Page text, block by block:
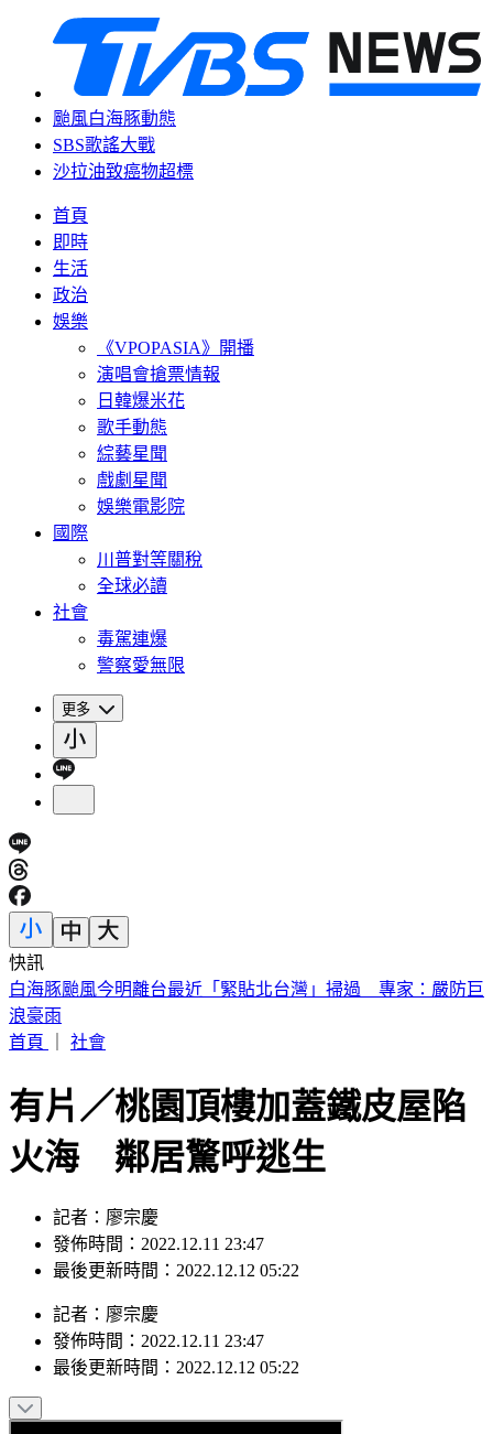
颱風白海豚動態
SBS歌謠大戰
沙拉油致癌物超標
首頁
即時
生活
政治
娛樂
《VPOPASIA》開播
演唱會搶票情報
日韓爆米花
歌手動態
綜藝星聞
戲劇星聞
娛樂電影院
國際
川普對等關稅
全球必讀
社會
毒駕連爆
警察愛無限
更多
快訊
買手搖飲「發票中1000萬」！獎落南北2縣市 200萬也中
首頁｜
有片／桃園頂樓加蓋鐵皮屋陷
火海 鄰居驚呼逃生
發佈時間：2022.12.11 23:47
最後更新時間：2022.12.12 05:22
發佈時間：2022.12.11 23:47
最後更新時間：2022.12.12 05:22